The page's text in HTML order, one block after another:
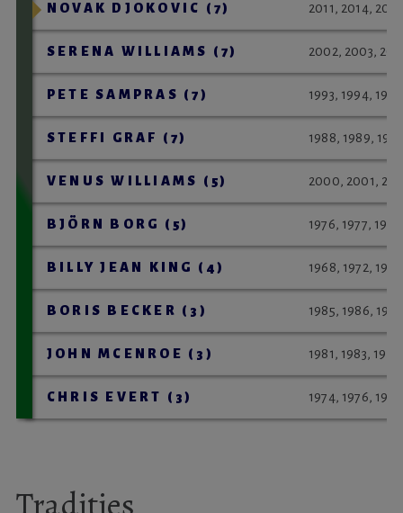
NOVAK DJOKOVIC (7) 2011, 2014,
SERENA WILLIAMS (7) 2002, 2003,
PETE SAMPRAS (7) 1993, 1994,
STEFFI GRAF (7) 1988, 1989,
VENUS WILLIAMS (5) 2000, 2001,
BJÖRN BORG (5) 1976, 1977,
BILLY JEAN KING (4) 1968, 1972,
BORIS BECKER (3) 1985, 1986, 1989
JOHN MCENROE (3) 1981, 1983, 1984
CHRIS EVERT (3) 1974, 1976, 1981